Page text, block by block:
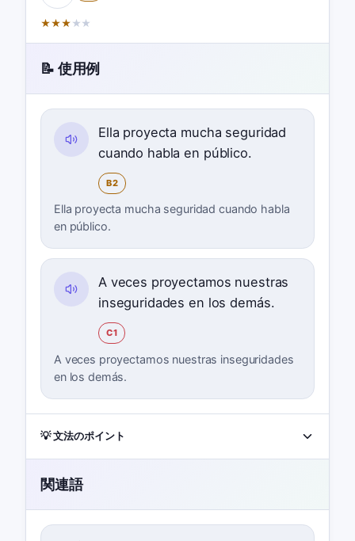
★★★ ★ ★
📝 使用例
Ella proyecta mucha seguridad
cuando habla en público.
B2
Ella proyecta mucha seguridad cuando habla
en público.
A veces proyectamos nuestras
inseguridades en los demás.
C1
A veces proyectamos nuestras inseguridades
en los demás.
💡 文法のポイント
関連語